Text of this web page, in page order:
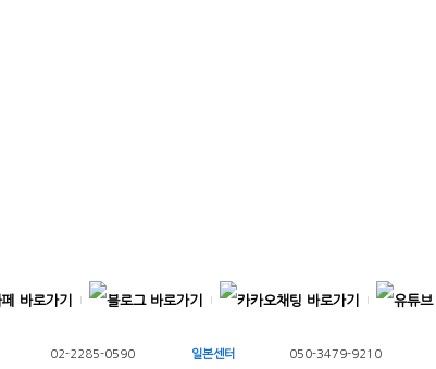
02-2285-0590 일본센터 050-3479-9210